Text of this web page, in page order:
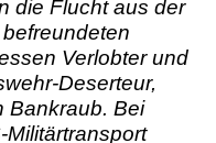
die Flucht aus der
Verlobter und
Deserteur,
Bankraub. Bei